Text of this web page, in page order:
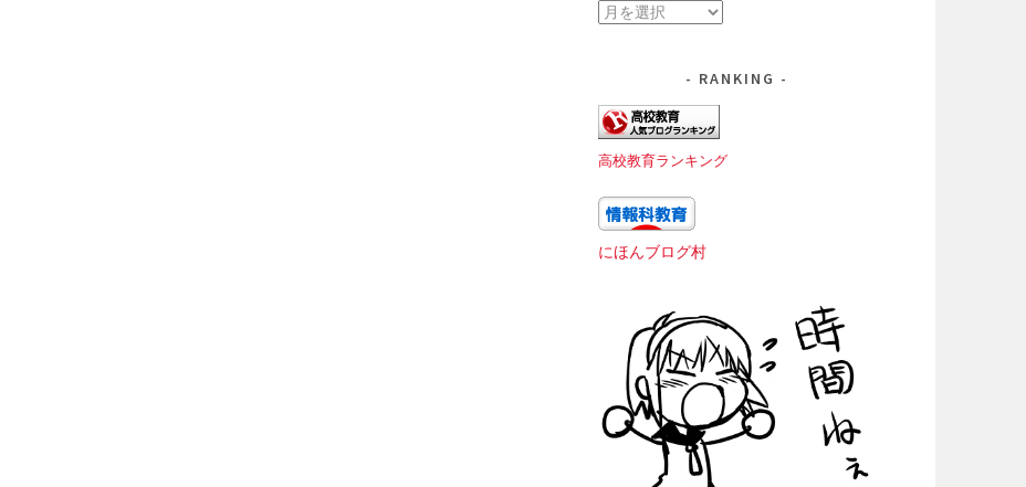
ア
ブ
RANKING
高校教育ランキング
にほんブログ村